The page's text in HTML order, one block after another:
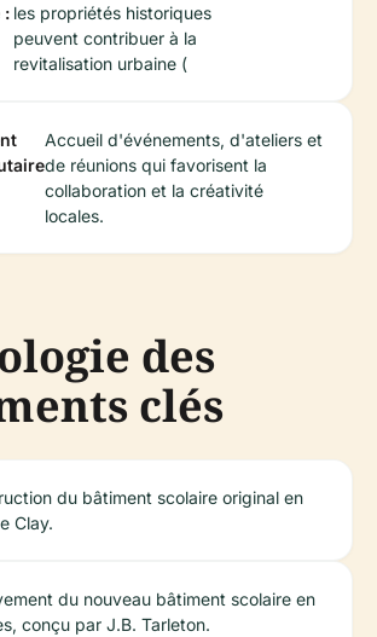
: les propriétés historiques
peuvent contribuer à la
revitalisation urbaine (
Accueil d'événements, d'ateliers et
de réunions qui favorisent la
collaboration et la créativité
locales.
des
clés
du bâtiment scolaire original en
Clay.
du nouveau bâtiment scolaire en
conçu par J.B. Tarleton.